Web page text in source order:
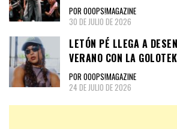
POR OOOPS!MAGAZINE
30 DE JULIO DE 2026
LETÓN PÉ LLEGA A
VERANO CON LA
POR OOOPS!MAGAZINE
24 DE JULIO DE 2026